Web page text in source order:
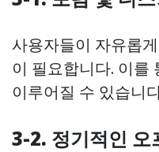
사용자들이 자유롭
이 필요합니다. 이를
이루어질 수 있습니
3-2. 정기적인 오